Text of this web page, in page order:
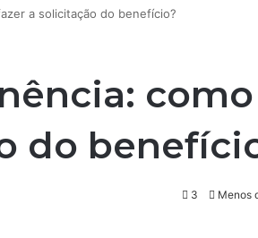
a solicitação do benefício?
como
do
3 Menos